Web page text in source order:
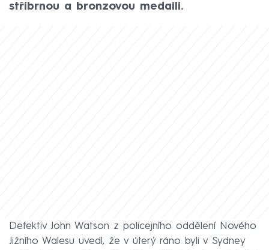
stříbrnou a bronzovou medaili.
Detektiv John Watson z policejního oddělení Nového
Jižního Walesu uvedl, že v úterý ráno byli v Sydney